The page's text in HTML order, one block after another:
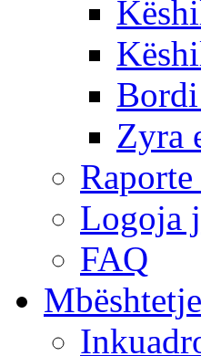
Zyra
Logoja
FAQ
Mbështetje